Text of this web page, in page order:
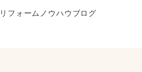
リフォームノウハウブログ